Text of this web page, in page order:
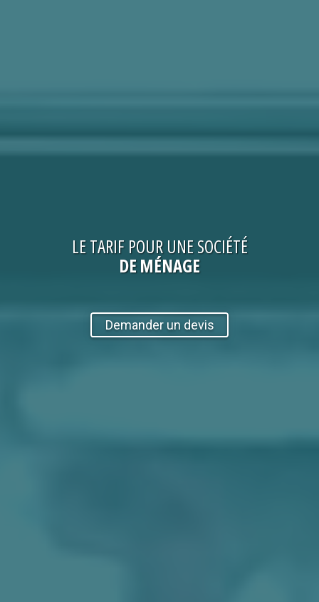
LETARIFPOUR UNESOCIÉTÉ
DE MÉNAGE
Demander un devis